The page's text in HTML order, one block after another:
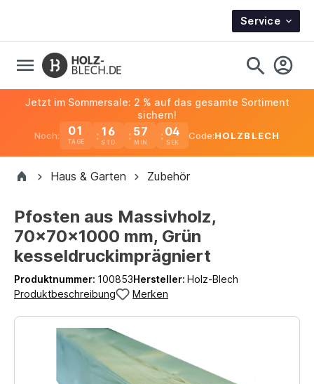
Service
Noch: 01
TAGE
16 57 04
Jetzt im Sommersale: 2 % auf das gesamte Sortiment
sichern!
Code:HOLZBLECH
Haus & Garten Zubehör
Pfosten aus Massivholz,
70x70x1000 mm, Grün
kesseldruckimprägniert
Produktnummer: 100853Hersteller: Holz-Blech
Produktbeschreibung
Merken